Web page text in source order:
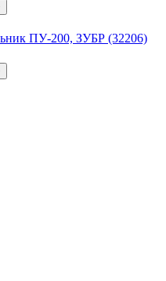
ПУ-200, ЗУБР (32206)